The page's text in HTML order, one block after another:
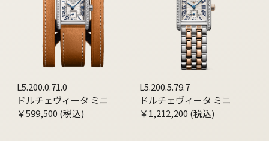
L5.200.0.71.0
ドルチェヴィータ ミニ
￥599,500 (税込)
L5.200.5.79.7
ドルチェヴィータ ミニ
￥1,212,200 (税込)